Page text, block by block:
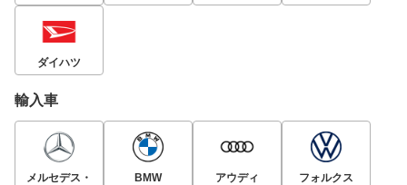
ダイハツ
輸入車
メルセデス・
BMW アウディ
フォルクス